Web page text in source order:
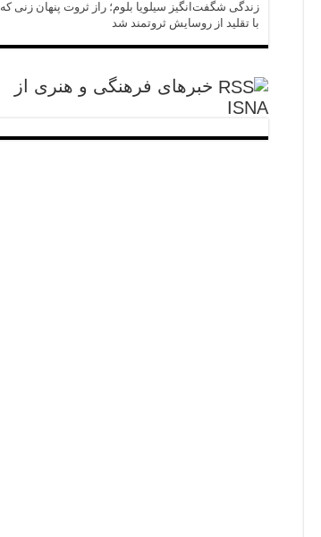
زندگی شگفت‌انگیز سیلویا بلوم؛ راز ثروت پنهان زنی که
با تقلید از روسایش ثروتمند شد
خبرهای فرهنگی و هنری از
ISNA